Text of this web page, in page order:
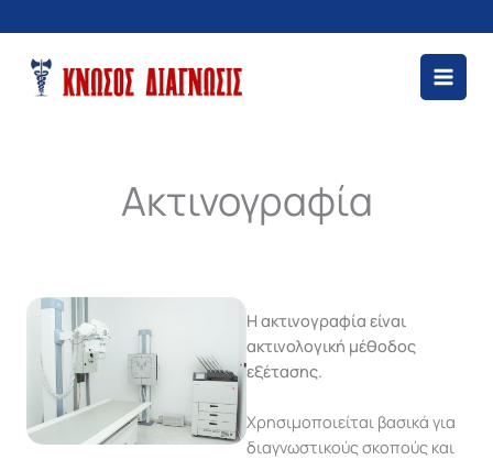
στο
περιεχόμενο
Ακτινογραφία
Η ακτινογραφία είναι
ακτινολογική μέθοδος
εξέτασης.
Χρησιμοποιείται βασικά για
διαγνωστικούς σκοπούς και